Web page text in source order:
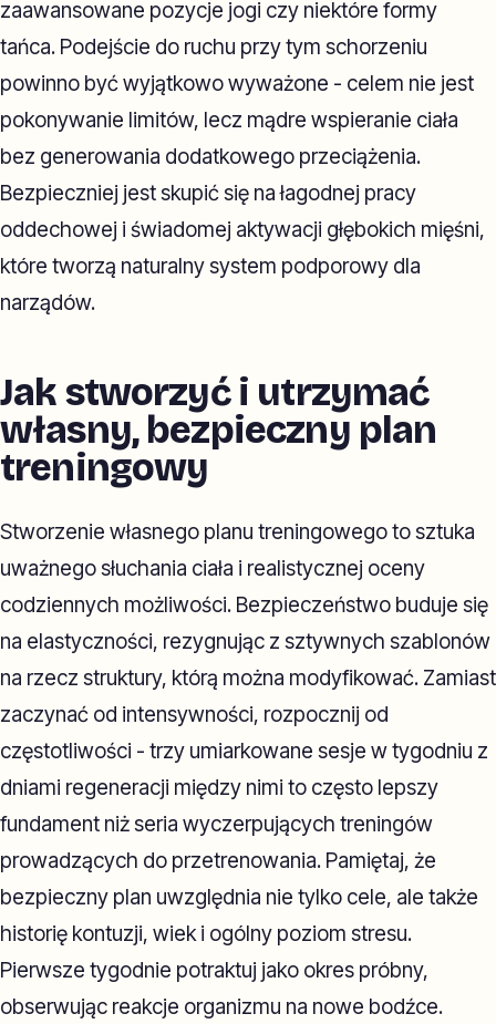
zaawansowane pozycje jogi czy niektóre formy
tańca. Podejście do ruchu przy tym schorzeniu
powinno być wyjątkowo wyważone - celem nie jest
pokonywanie limitów, lecz mądre wspieranie ciała
bez generowania dodatkowego przeciążenia.
Bezpieczniej jest skupić się na łagodnej pracy
oddechowej i świadomej aktywacji głębokich mięśni,
które tworzą naturalny system podporowy dla
narządów.
Jak stworzyć i utrzymać
własny, bezpieczny plan
treningowy
Stworzenie własnego planu treningowego to sztuka
uważnego słuchania ciała i realistycznej oceny
codziennych możliwości. Bezpieczeństwo buduje się
na elastyczności, rezygnując z sztywnych szablonów
na rzecz struktury, którą można modyfikować. Zamiast
zaczynać od intensywności, rozpocznij od
częstotliwości - trzy umiarkowane sesje w tygodniu z
dniami regeneracji między nimi to często lepszy
fundament niż seria wyczerpujących treningów
prowadzących do przetrenowania. Pamiętaj, że
bezpieczny plan uwzględnia nie tylko cele, ale także
historię kontuzji, wiek i ogólny poziom stresu.
Pierwsze tygodnie potraktuj jako okres próbny,
obserwując reakcje organizmu na nowe bodźce.